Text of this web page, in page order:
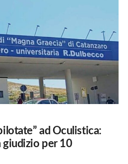
ad Oculistica:
giudizio per 10